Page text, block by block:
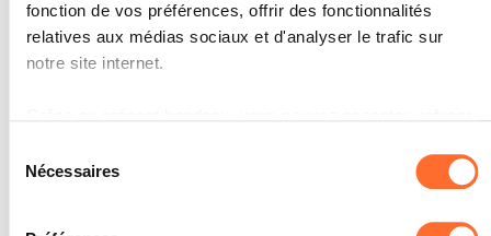
fonction de vos préférences, offrir des fonctionnalités
relatives aux médias sociaux et d'analyser le trafic sur
notre site internet.
l’exception des cookies strictement nécessaires au
fonctionnement du site. Une description des différents
cookies est accessible sous l’onglet « Détails » ci-dessus.
Nécessaires
Note maximale: 6
fondamentale correcte au cours de la
communication avec des parents, des
de référence et il applique les règles de